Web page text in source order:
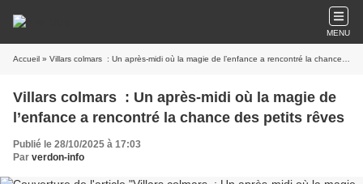
MENU
Accueil » Villars colmars : Un après-midi où la magie de l’enfance a rencontré la chance des petits rêves
Villars colmars : Un après-midi où la magie de
l’enfance a rencontré la chance des petits rêves
Publié le 28/10/2025 à 17:03
Par verdon-info